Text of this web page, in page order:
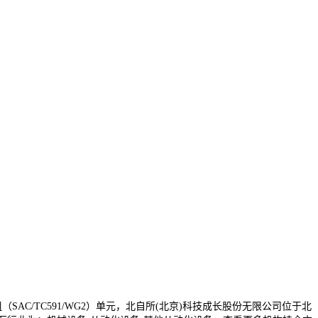
TC591/WG2）单元，北自所(北京)科技成长股份无限公司位于北